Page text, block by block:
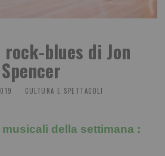
rock-blues di Jon
Spencer
CULTURA E SPETTACOLI
della settimana :